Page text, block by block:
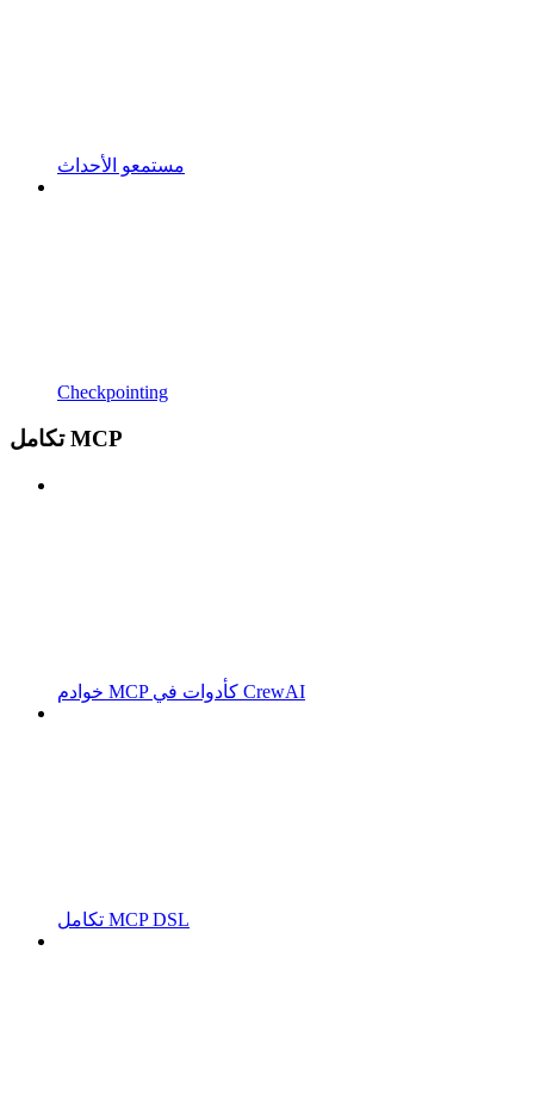
مستمعو الأحداث
Checkpointing
تكامل MCP
خوادم MCP كأدوات في CrewAI
تكامل MCP DSL